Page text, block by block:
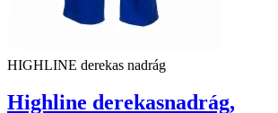
HIGHLINE derekas nadrág
Highline derekasnadrág,